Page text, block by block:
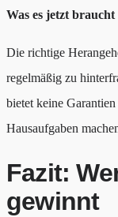
Was es jetzt braucht
Die richtige
regelmäßig zu
bietet keine
Hausaufgaben
Fazit:
gewinnt